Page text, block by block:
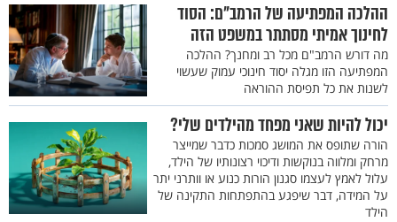
ההלכה המפתיעה של הרמב"ם: הסוד
לחינוך אמיתי מסתתר במשפט הזה
מה דורש הרמב"ם מכל רב ומחנך? ההלכה
המפתיעה הזו מגלה יסוד חינוכי עמוק שעשוי
לשנות את כל תפיסת ההוראה
יכול להיות שאני מפחד מהילדים שלי?
הורה שתופס את המושג סמכות כדבר שמייצר
מרחק ומלווה בנוקשות ודיכוי רצונותיו של הילד,
עלול לאמץ לעצמו סגנון הורות כנוע או וותרני יתר
על המידה, דבר שיפגע בהתפתחות התקינה של
הילד